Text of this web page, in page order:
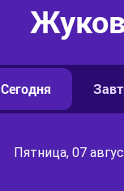
Сегодня
Пятница, 07